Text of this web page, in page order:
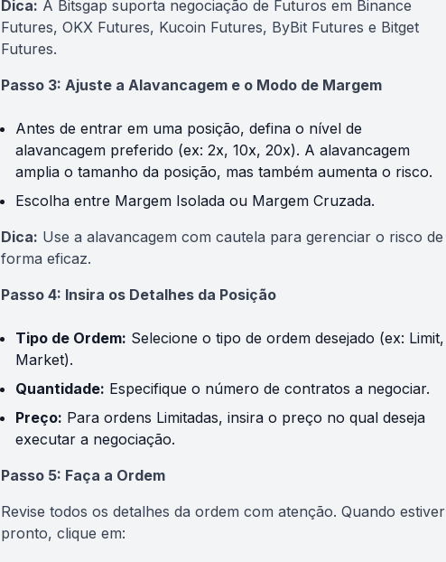
Dica: A Bitsgap suporta negociação de Futuros em Binance
Futures, OKX Futures, Kucoin Futures, ByBit Futures e Bitget
Futures.
Passo 3: Ajuste a Alavancagem e o Modo de Margem
Antes de entrar em uma posição, defina o nível de
alavancagem preferido (ex: 2x, 10x, 20x). A alavancagem
amplia o tamanho da posição, mas também aumenta o risco.
Escolha entre Margem Isolada ou Margem Cruzada.
Dica: Use a alavancagem com cautela para gerenciar o risco de
forma eficaz.
Passo 4: Insira os Detalhes da Posição
Tipo de Ordem: Selecione o tipo de ordem desejado (ex: Limit,
Market).
Quantidade: Especifique o número de contratos a negociar.
Preço: Para ordens Limitadas, insira o preço no qual deseja
executar a negociação.
Passo 5: Faça a Ordem
Revise todos os detalhes da ordem com atenção. Quando estiver
pronto, clique em: